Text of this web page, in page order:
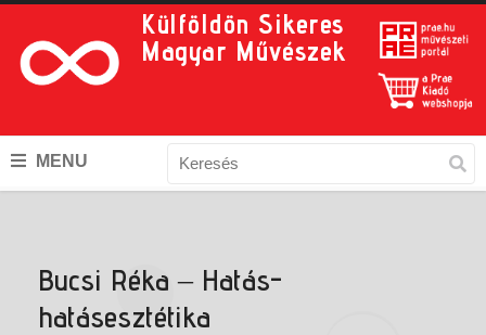
Külföldön Sikeres
Magyar Művészek
MENU
Bucsi Réka – Hatás-
hatásesztétika